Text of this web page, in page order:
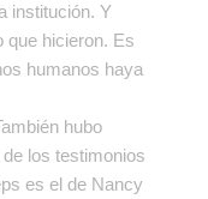
institución. Y
que hicieron. Es
humanos haya
hubo
los testimonios
es el de Nancy